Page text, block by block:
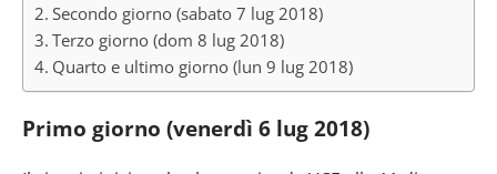
Secondo giorno (sabato 7 lug 2018)
Terzo giorno (dom 8 lug 2018)
Quarto e ultimo giorno (lun 9 lug 2018)
Primo giorno (venerdì 6 lug 2018)